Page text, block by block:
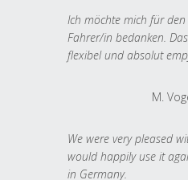
Ich möchte mich für den
Fahrer/in bedanken.
flexibel und absolut
M.
We were very pleased
would happily use it
in Germany.